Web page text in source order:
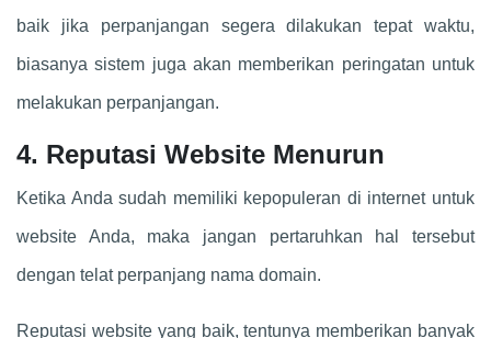
baik jika perpanjangan segera dilakukan tepat waktu,
biasanya sistem juga akan memberikan peringatan untuk
melakukan perpanjangan.
4. Reputasi Website Menurun
Ketika Anda sudah memiliki kepopuleran di internet untuk
website Anda, maka jangan pertaruhkan hal tersebut
dengan telat perpanjang nama domain.
Reputasi website yang baik, tentunya memberikan banyak